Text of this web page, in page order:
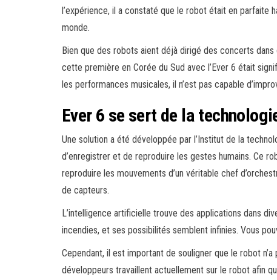
l’expérience, il a constaté que le robot était en parfaite
monde.
Bien que des robots aient déjà dirigé des concerts
cette première en Corée du Sud avec l’Ever 6 était
les performances musicales, il n’est pas capable
Ever 6 se sert de la
Une solution a été développée par l’Institut de la
d’enregistrer et de reproduire les gestes humains. Ce
reproduire les mouvements d’un véritable chef
de capteurs.
L’intelligence artificielle trouve des applications dans
incendies, et ses possibilités semblent infinies. Vous
Cependant, il est important de souligner que le robot
développeurs travaillent actuellement sur le robot afin